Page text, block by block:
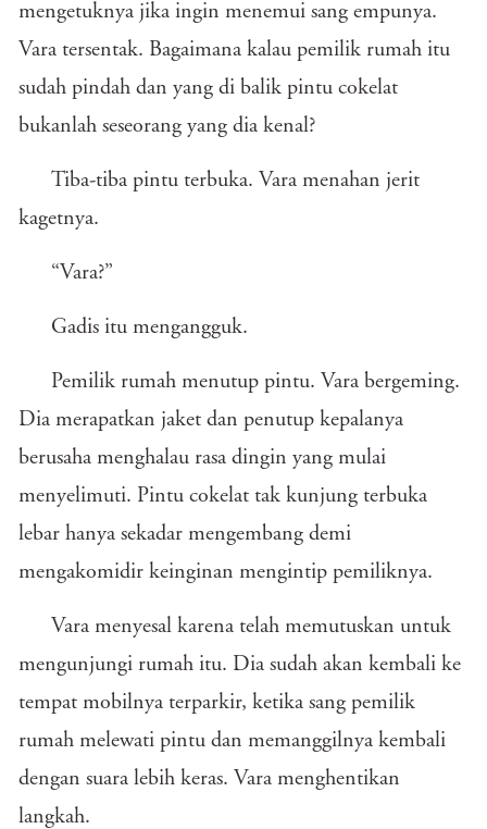
mengetuknya jika ingin menemui sang empunya.
Vara tersentak. Bagaimana kalau pemilik rumah itu
sudah pindah dan yang di balik pintu cokelat
bukanlah seseorang yang dia kenal?
Tiba-tiba pintu terbuka. Vara menahan jerit
kagetnya.
“Vara?”
Gadis itu mengangguk.
Pemilik rumah menutup pintu. Vara bergeming.
Dia merapatkan jaket dan penutup kepalanya
berusaha menghalau rasa dingin yang mulai
menyelimuti. Pintu cokelat tak kunjung terbuka
lebar hanya sekadar mengembang demi
mengakomidir keinginan mengintip pemiliknya.
Vara menyesal karena telah memutuskan untuk
mengunjungi rumah itu. Dia sudah akan kembali ke
tempat mobilnya terparkir, ketika sang pemilik
rumah melewati pintu dan memanggilnya kembali
dengan suara lebih keras. Vara menghentikan
langkah.